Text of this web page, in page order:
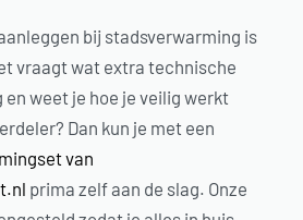
bij stadsverwarming is
vraagt wat extra technische
en weet je hoe je veilig werkt
Dan kun je met een
van
prima zelf aan de slag. Onze